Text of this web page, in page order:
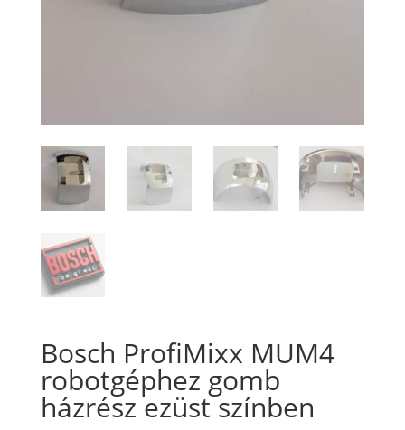
Bosch ProfiMixx MUM4
robotgéphez gomb
házrész ezüst színben